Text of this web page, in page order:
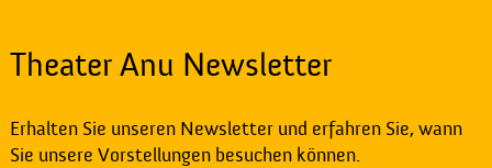
Theater Anu Newsletter
Erhalten Sie unseren Newsletter und erfahren Sie, wann
Sie unsere Vorstellungen besuchen können.